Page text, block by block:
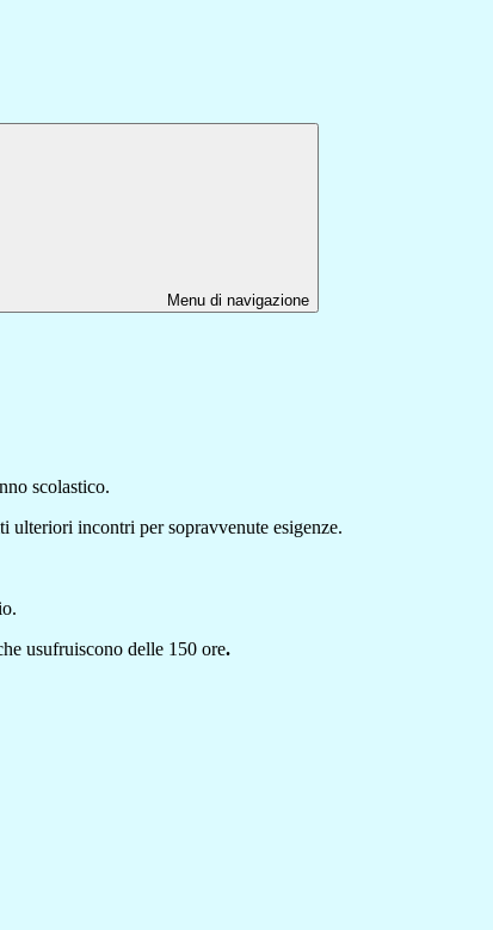
Menu di navigazione
scolastico.
ulteriori incontri per sopravvenute esigenze.
usufruiscono delle 150 ore.